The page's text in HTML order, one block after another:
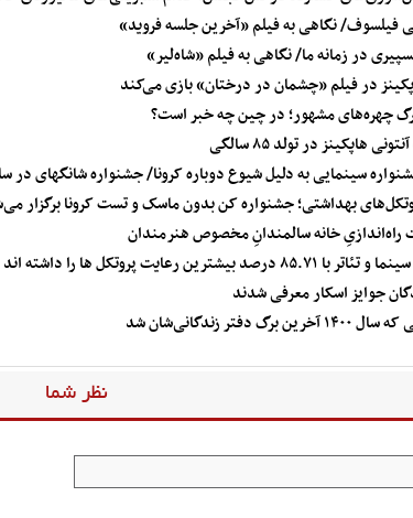
فیلسوف/ نگاهی به فیلم «آخرین جلسه فروید»
در زمانه ما/ نگاهی به فیلم «شاه‌لیر»
در فیلم «چشمان در درختان» بازی می‌کند
چهره‌های مشهور؛ در چین چه خبر است؟
هاپکینز در تولد ۸۵ سالگی
سینمایی به دلیل شیوع دوباره کرونا/ جشنواره شانگهای در سال ۲۰۲۳ برگزار
بهداشتی؛ جشنواره کن بدون ماسک و تست کرونا برگزار
راه‌اندازیِ خانه سالمندانِ مخصوص هنرمندان
بیشترین رعایت پروتکل ها را داشته اند
جوایز اسکار معرفی شدند
برگ دفتر زندگانی‌شان شد
نظر شما